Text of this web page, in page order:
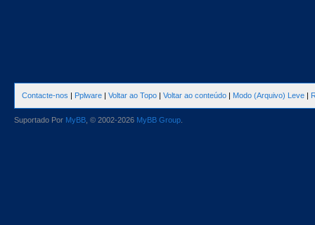
Contacte-nos | Pplware | Voltar ao Topo | Voltar ao conteúdo | Modo (Arquivo) Leve |
Suportado Por MyBB , © 2002-2026 MyBB Group